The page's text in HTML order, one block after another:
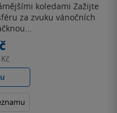
koledami Zažijte
za zvuku vánočních